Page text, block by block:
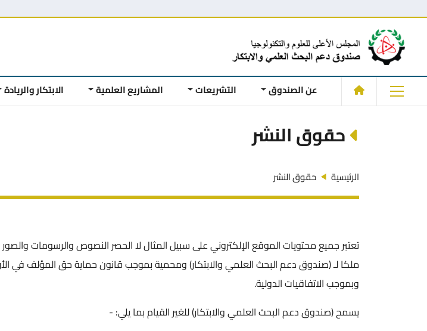
عن الصندوق التشريعات المشاريع العلمية الابتكار والريادة
حقوق النشر
الرئيسية حقوق النشر
تعتبر جميع محتويات الموقع الإلكتروني على سبيل المثال لا الحصر النصوص والرسومات
وبموجب الاتفاقيات الدولية.
يسمح (صندوق دعم البحث العلمي والابتكار) للغير القيام بما يلي: -